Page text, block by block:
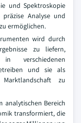
und Spektroskopie
Analyse und
ermöglichen.
wird durch
zu liefern,
verschiedenen
und sie als
zu
analytischen Bereich
transformiert, die